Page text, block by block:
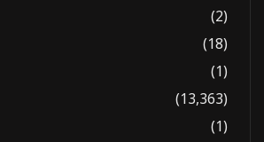
(2)
(18)
(1)
(13,363)
(1)